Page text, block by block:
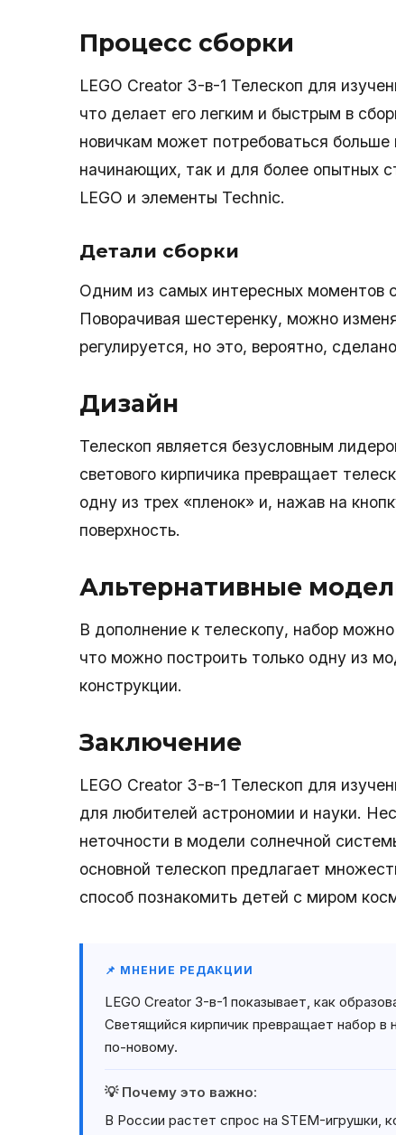
Процесс сборки
LEGO Creator 3-в-1 Телескоп для
что делает его легким и быстрым в
новичкам может потребоваться
начинающих, так и для более опытных
LEGO и элементы Technic.
Детали сборки
Одним из самых интересных моментов
Поворачивая шестеренку, можно
регулируется, но это, вероятно,
Дизайн
Телескоп является безусловным
светового кирпичика превращает
одну из трех «пленок» и, нажав на
поверхность.
Альтернативные
В дополнение к телескопу, набор
что можно построить только одну из
конструкции.
Заключение
LEGO Creator 3-в-1 Телескоп для
для любителей астрономии и науки.
неточности в модели солнечной
основной телескоп предлагает
способ познакомить детей с миром
📌 МНЕНИЕ РЕДАКЦИИ
LEGO Creator 3-в-1 показывает, как
Светящийся кирпичик превращает набор
по-новому.
💡 Почему это важно:
В России растет спрос на STEM-игрушки,